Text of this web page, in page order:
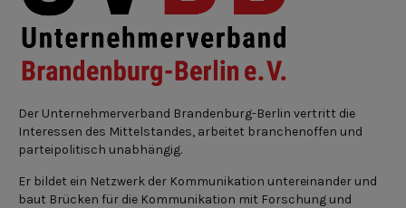
Der Unternehmerverband Brandenburg-Berlin vertritt die
Interessen des Mittelstandes, arbeitet branchenoffen und
parteipolitisch unabhängig.
Er bildet ein Netzwerk der Kommunikation untereinander und
baut Brücken für die Kommunikation mit Forschung und